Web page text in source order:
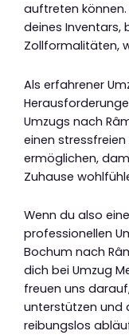
auftreten
deines Inventars,
Zollformalitäten,
Als erfahrener
Umzugs nach
einen
ermöglichen,
Zuhause
Wenn du also
professionellen
Bochum nach
dich bei Umzug
freuen uns
unterstützen und
reibungslos